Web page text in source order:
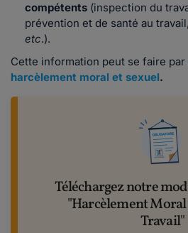
compétents (inspection du
prévention et de santé au
etc.).
Cette information peut se faire par
harcèlement moral et sexuel.
Téléchargez notre
"Harcèlement Moral
Travail"